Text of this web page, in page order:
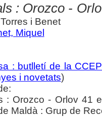
: Orozco -
i Benet
Miquel
: butlletí de la
i novetats)
: Orozco - Orlov 41
Maldà : Grup de